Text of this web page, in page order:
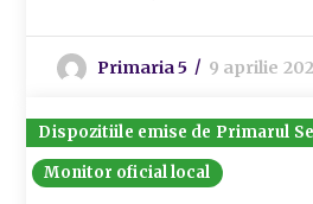
Primaria 5 9 aprilie
Dispozitiile emise de Primarul
Monitor oficial local